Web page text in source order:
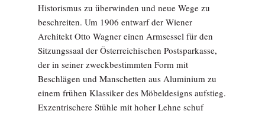
Historismus zu überwinden und neue Wege zu
beschreiten. Um 1906 entwarf der Wiener
Architekt Otto Wagner einen Armsessel für den
Sitzungssaal der Österreichischen Postsparkasse,
der in seiner zweckbestimmten Form mit
Beschlägen und Manschetten aus Aluminium zu
einem frühen Klassiker des Möbeldesigns aufstieg.
Exzentrischere Stühle mit hoher Lehne schuf